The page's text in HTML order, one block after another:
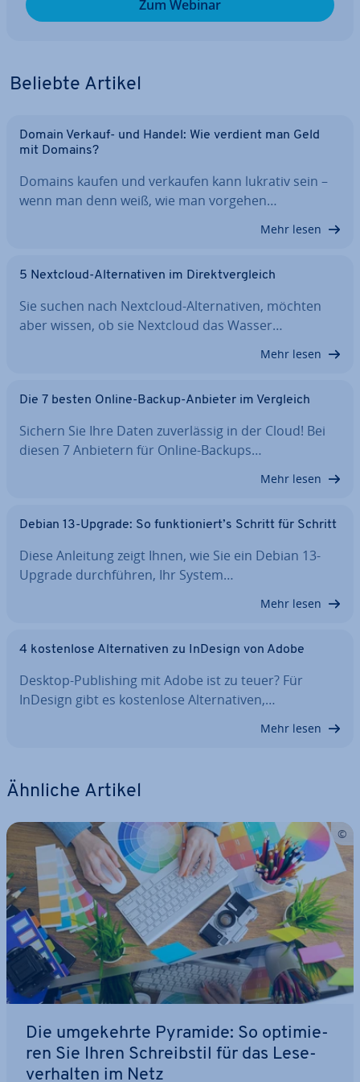
Zum Webinar
Beliebte Artikel
Domain Verkauf- und Handel: Wie verdient man Geld
mit Domains?
Domains kaufen und verkaufen kann lukrativ sein –
wenn man denn weiß, wie man vorgehen…
Mehr lesen
5 Nextcloud-Al­ter­na­ti­ven im Di­rekt­ver­gleich
Sie suchen nach Nextcloud-Al­ter­na­ti­ven, möchten
aber wissen, ob sie Nextcloud das Wasser…
Mehr lesen
Die 7 besten Online-Backup-Anbieter im Vergleich
Sichern Sie Ihre Daten zu­ver­läs­sig in der Cloud! Bei
diesen 7 Anbietern für Online-Backups…
Mehr lesen
Debian 13-Upgrade: So funk­tio­niert’s Schritt für Schritt
Diese Anleitung zeigt Ihnen, wie Sie ein Debian 13-
Upgrade durch­füh­ren, Ihr System…
Mehr lesen
4 kos­ten­lo­se Al­ter­na­ti­ven zu InDesign von Adobe
Desktop-Pu­bli­shing mit Adobe ist zu teuer? Für
InDesign gibt es kos­ten­lo­se Al­ter­na­ti­ven,…
Mehr lesen
Ähnliche Artikel
Die um­ge­kehr­te Pyramide: So op­ti­mie­
ren Sie Ihren Schreib­stil für das Le­se­
ver­hal­ten im Netz